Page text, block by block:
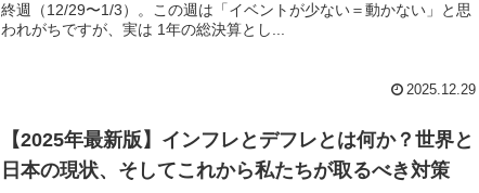
終週（12/29〜1/3）。この週は「イベントが少ない＝動かない」と思
われがちですが、実は 1年の総決算とし...
2025.12.29
【2025年最新版】インフレとデフレとは何か？世界と
日本の現状、そしてこれから私たちが取るべき対策